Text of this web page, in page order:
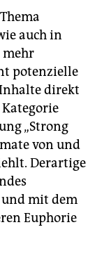
auch in
mehr
potenzielle
direkt
„Strong
von und
Derartige
mit dem
Euphorie